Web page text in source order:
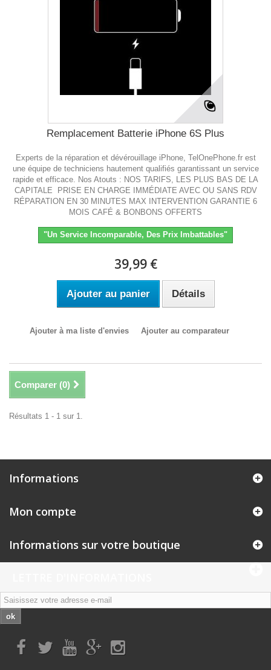
Remplacement Batterie iPhone 6S Plus
Experts de la réparation et dévérouillage iPhone, TelOnePhone.fr est
une équipe de techniciens hautement qualifiés garantissant un service
rapide et efficace. Nos Atouts : NOS TARIFS, LES PLUS BAS DE LA
CAPITALE PRISE EN CHARGE IMMÉDIATE AVEC OU SANS RDV
RÉPARATION EN 30 MINUTES MAX INTERVENTION GARANTIE 6
MOIS CAFÉ & BONBONS OFFERTS
"Un Service Incomparable, Des Prix Imbattables"
39,99 €
Ajouter au panier Détails
Ajouter à ma liste d'envies Ajouter au comparateur
Comparer (0)
Résultats 1 - 1 sur 1.
Informations
Mon compte
Informations sur votre boutique
ok